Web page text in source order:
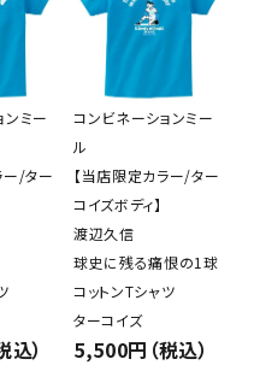
ンミー
ー/ター
）
コンビネーションミー
ル
【当店限定カラー/ター
コイズボディ】
渡辺久信
球史に残る痛恨の1球
コットンTシャツ
ターコイズ
5,500円（税込）